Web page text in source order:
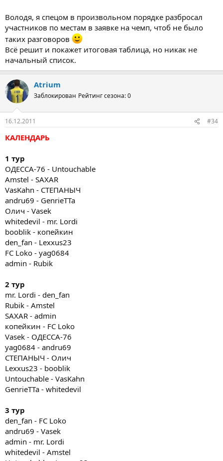
Володя, я спецом в произвольном порядке разбросал
участников по местам в заявке на чемп, чтоб не было
таких разговоров
Всё решит и покажет итоговая таблица, но никак не
начальный список.
Atrium
Заблокирован Рейтинг сезона: 0
16.12.2011 #34
КАЛЕНДАРЬ
1 тур
ОДЕССА-76 - Untouchable
Amstel - SAXAR
VasKahn - СТЕПАНЫЧ
andru69 - GenrieTTa
Олич - Vasek
whitedevil - mr. Lordi
booblik - копейкин
den_fan - Lexxus23
FC Loko - yag0684
admin - Rubik
2 тур
mr. Lordi - den_fan
Rubik - Amstel
SAXAR - admin
копейкин - FC Loko
Vasek - ОДЕССА-76
yag0684 - andru69
СТЕПАНЫЧ - Олич
Lexxus23 - booblik
Untouchable - VasKahn
GenrieTTa - whitedevil
3 тур
den_fan - FC Loko
andru69 - Vasek
admin - mr. Lordi
whitedevil - Amstel